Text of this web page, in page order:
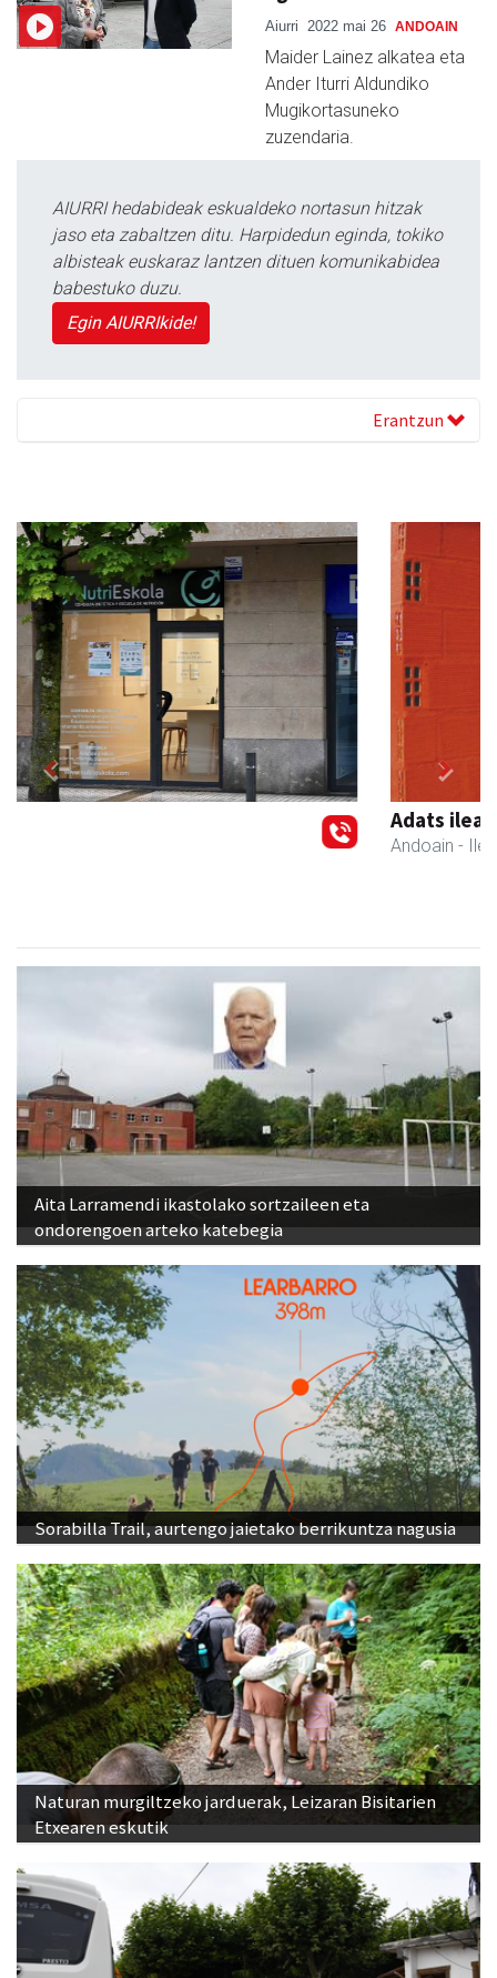
Aiurri 2022 mai 26 ANDOAIN
Maider Lainez alkatea eta
Ander Iturri Aldundiko
Mugikortasuneko
zuzendaria.
AIURRI hedabideak eskualdeko nortasun hitzak
jaso eta zabaltzen ditu. Harpidedun eginda, tokiko
albisteak euskaraz lantzen dituen komunikabidea
babestuko duzu.
Egin AIURRIkide!
Erantzun
Previous Next
Aita Larramendi ikastolako sortzaileen eta
ondorengoen arteko katebegia
Sorabilla Trail, aurtengo jaietako berrikuntza nagusia
Naturan murgiltzeko jarduerak, Leizaran Bisitarien
Etxearen eskutik